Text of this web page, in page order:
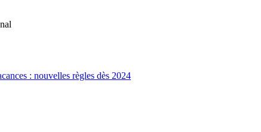
: nouvelles règles dès 2024